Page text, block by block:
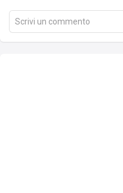
Scrivi un commento